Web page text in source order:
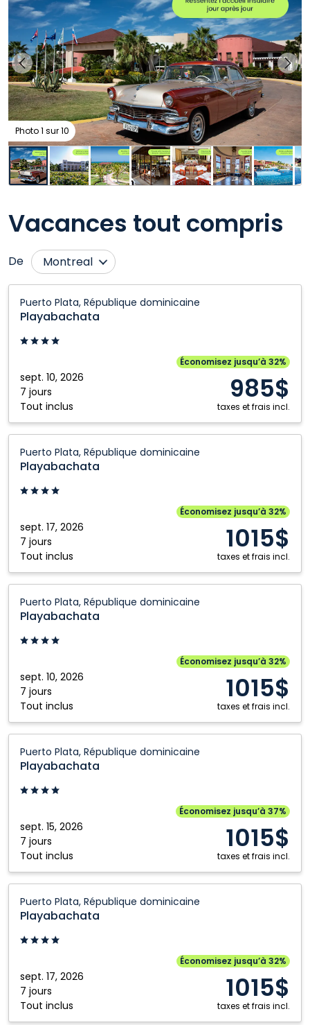
Photo 1 sur 10
Vacances tout compris
De
Montreal
Cranbrook
Edmonton
Grande Prairie
Kamloops
Kelowna
Nanaimo
Ottawa
Saskatoon
Toronto
Vancouver
Victoria
Puerto Plata, République dominicaine
Playabachata
sept. 10, 2026
7 jours
Tout inclus
Économisez jusqu’à 32%
985$
taxes et frais incl.
Puerto
Plata,
République
Puerto Plata, République dominicaine
Playabachata
sept. 17, 2026
7 jours
Tout inclus
Économisez jusqu’à 32%
1015$
taxes et frais incl.
Puerto
Plata,
République
Puerto Plata, République dominicaine
Playabachata
sept. 10, 2026
7 jours
Tout inclus
Économisez jusqu’à 32%
1015$
taxes et frais incl.
Puerto
Plata,
République
Puerto Plata, République dominicaine
Playabachata
sept. 15, 2026
7 jours
Tout inclus
Économisez jusqu’à 37%
1015$
taxes et frais incl.
Puerto
Plata,
République
Puerto Plata, République dominicaine
Playabachata
sept. 17, 2026
7 jours
Tout inclus
Économisez jusqu’à 32%
1015$
taxes et frais incl.
Puerto
Plata,
République